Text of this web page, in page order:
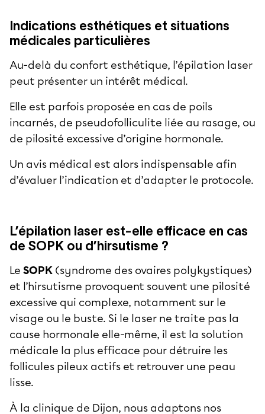
Indications esthétiques et situations
médicales particulières
Au-delà du confort esthétique, l’épilation laser
peut présenter un intérêt médical.
Elle est parfois proposée en cas de poils
incarnés, de pseudofolliculite liée au rasage, ou
de pilosité excessive d’origine hormonale.
Un avis médical est alors indispensable afin
d’évaluer l’indication et d’adapter le protocole.
L’épilation laser est-elle efficace en cas
de SOPK ou d’hirsutisme ?
Le SOPK (syndrome des ovaires polykystiques)
et l’hirsutisme provoquent souvent une pilosité
excessive qui complexe, notamment sur le
visage ou le buste. Si le laser ne traite pas la
cause hormonale elle-même, il est la solution
médicale la plus efficace pour détruire les
follicules pileux actifs et retrouver une peau
lisse.
À la clinique de Dijon, nous adaptons nos